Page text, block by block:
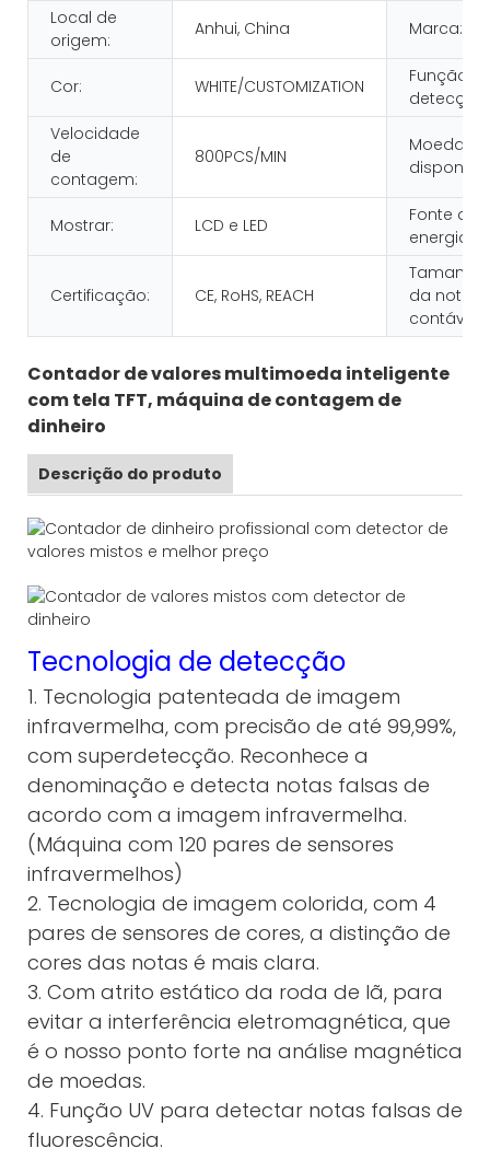
Local de
origem:
Anhui, China Marca:
Cor: WHITE/CUSTOMIZATION
Função
detecção:
Velocidade
de
contagem:
800PCS/MIN
Moeda
Mostrar: LCD e LED
Fonte de
energia:
Certificação: CE, RoHS, REACH
Tamanho
da nota
contável:
Contador de valores multimoeda inteligente
com tela TFT, máquina de contagem de
dinheiro
Descrição do produto
Tecnologia de detecção
1. Tecnologia patenteada de imagem
infravermelha, com precisão de até 99,99%,
com superdetecção. Reconhece a
denominação e detecta notas falsas de
acordo com a imagem infravermelha.
(Máquina com 120 pares de sensores
infravermelhos)
2. Tecnologia de imagem colorida, com 4
pares de sensores de cores, a distinção de
cores das notas é mais clara.
3. Com atrito estático da roda de lã, para
evitar a interferência eletromagnética, que
é o nosso ponto forte na análise magnética
de moedas.
4. Função UV para detectar notas falsas de
fluorescência.